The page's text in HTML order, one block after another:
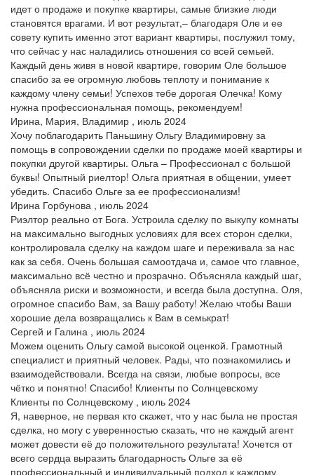
идет о продаже и покупке квартиры, самые близкие люди
становятся врагами. И вот результат,– благодаря Оле и ее
совету купить именно этот вариант квартиры, послужил тому,
что сейчас у нас наладились отношения со всей семьей.
Каждый день живя в новой квартире, говорим Оле большое
спасибо за ее огромную любовь теплоту и понимание к
каждому члену семьи! Успехов тебе дорогая Олечка! Кому
нужна профессиональная помощь, рекомендуем!
Ирина, Мария, Владимир , июль 2024
Хочу поблагодарить Паньшину Ольгу Владимировну за
помощь в сопровождении сделки по продаже моей квартиры и
покупки другой квартиры. Ольга – Профессионал с большой
буквы! Опытный риелтор! Ольга приятная в общении, умеет
убедить. Спасибо Ольге за ее профессионализм!
Ирина Горбунова , июль 2024
Риэлтор реально от Бога. Устроила сделку по выкупу комнаты
на максимально выгодных условиях для всех сторон сделки,
контролировала сделку на каждом шаге и переживала за нас
как за себя. Очень большая самоотдача и, самое что главное,
максимально всё честно и прозрачно. Объясняла каждый шаг,
объясняла риски и возможности, и всегда была доступна. Оля,
огромное спасибо Вам, за Вашу работу! Желаю чтобы Ваши
хорошие дела возвращались к Вам в семькрат!
Сергей и Галина , июль 2024
Можем оценить Ольгу самой высокой оценкой. Грамотный
специалист и приятный человек. Рады, что познакомились и
взаимодействовали. Всегда на связи, любые вопросы, все
чётко и понятно! Спасибо! Клиенты по Солнцевскому
Клиенты по Солнцевскому , июль 2024
Я, наверное, не первая кто скажет, что у нас была не простая
сделка, но могу с уверенностью сказать, что не каждый агент
может довести её до положительного результата! Хочется от
всего сердца выразить благодарность Ольге за её
профессиональный и индивидуальный подход к каждому